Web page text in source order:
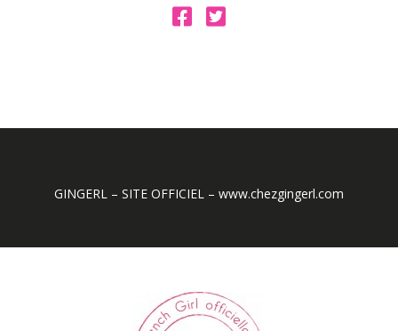
GINGERL – SITE OFFICIEL – www.chezgingerl.com